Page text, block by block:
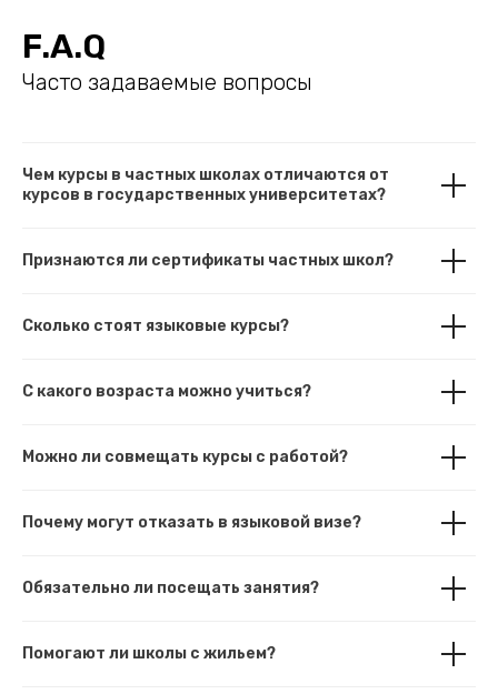
F.A.Q
Часто задаваемые вопросы
Чем курсы в частных школах отличаются от
курсов в государственных университетах?
Признаются ли сертификаты частных школ?
Сколько стоят языковые курсы?
С какого возраста можно учиться?
Можно ли совмещать курсы с работой?
Почему могут отказать в языковой визе?
Обязательно ли посещать занятия?
Помогают ли школы с жильем?